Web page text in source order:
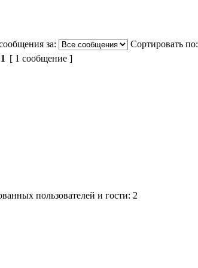
за:
Сортировать по:
1 [ 1 сообщение ]
пользователей и гости: 2